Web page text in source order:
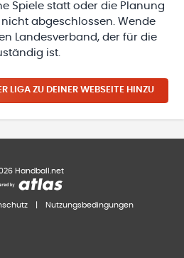
Spiele statt oder die Planung
abgeschlossen. Wende
Landesverband, der für die
ist.
LIGA ZU DEINER WEBSEITE HINZU
Handball.net
Nutzungsbedingungen